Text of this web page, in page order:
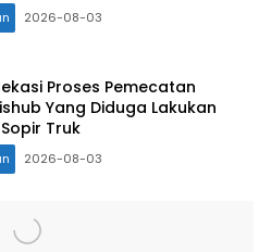
2026-08-03
Proses Pemecatan
Yang Diduga Lakukan
Truk
2026-08-03